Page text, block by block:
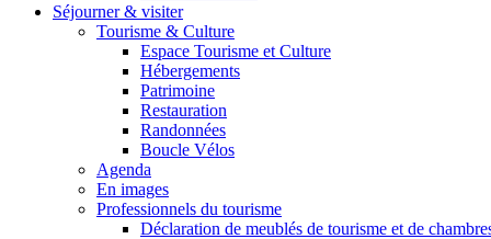
Séjourner & visiter
Tourisme & Culture
Espace Tourisme et Culture
Hébergements
Patrimoine
Restauration
Randonnées
Boucle Vélos
Agenda
En images
Professionnels du tourisme
Déclaration de meublés de tourisme et de